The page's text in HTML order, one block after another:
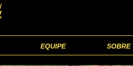
EQUIPE SOBRE